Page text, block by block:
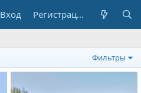
Вход Регистрация
Фильтры